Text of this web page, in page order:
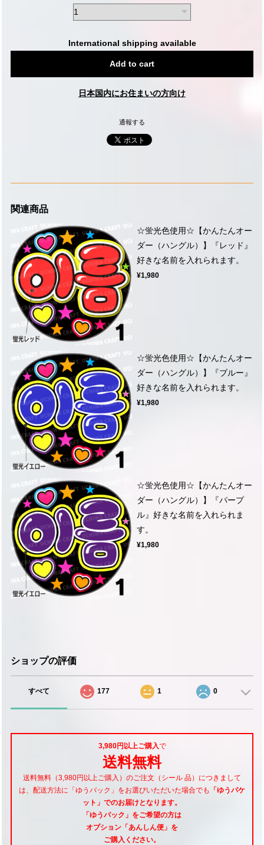
International shipping available
Add to cart
日本国内にお住まいの方向け
通報する
関連商品
☆蛍光色使用☆【かんたんオー
ダー（ハングル）】『レッド』
好きな名前を入れられます。
¥1,980
☆蛍光色使用☆【かんたんオー
ダー（ハングル）】『ブルー』
好きな名前を入れられます。
¥1,980
☆蛍光色使用☆【かんたんオー
ダー（ハングル）】『パープ
ル』好きな名前を入れられま
す。
¥1,980
ショップの評価
すべて 177 1 0
3,980円以上ご購入で
送料無料
送料無料（3,980円以上ご購入）のご注文（シール 品）につきまして
は、配送方法に「ゆうパック」をお選びいただいた場合でも
「ゆうパケ
ット」でのお届けとなります。
「ゆうパック」をご希望の方は
オプション「あんしん便」 を
ご購入ください。